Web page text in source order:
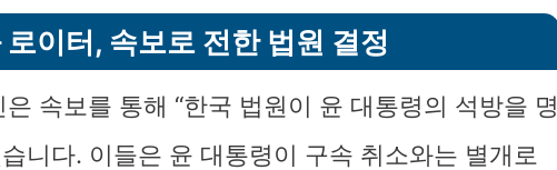
이터, 속보로 전한 법원 결정
속보를 통해 “한국 법원이 윤 대통령의 석방을 명
니다. 이들은 윤 대통령이 구속 취소와는 별개로